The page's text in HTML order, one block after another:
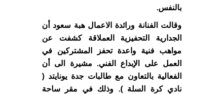
بالنفس.
وقالت الفنانة ورائدة الاعمال هبة سعود أن
الجدارية التحفيزية العملاقة كشفت عن
مواهب فنية واعدة تحفز المشتركين في
العمل على الإبداع الفني. مشيرة الى أن
الفعالية بالتعاون مع طالبات جدة يونايتد (
نادي كرة السلة ). وذلك في مقر ساحة